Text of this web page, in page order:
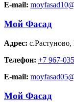
E-mail:
Мой Фасад
Адрес: с.Растуново,
Телефон: +7 967-
E-mail:
Мой Фасад